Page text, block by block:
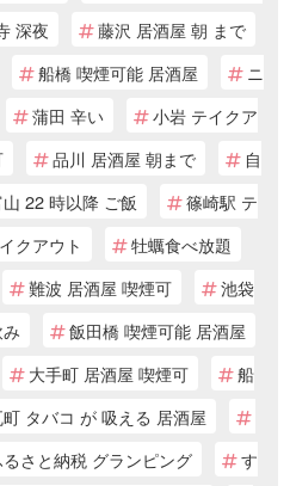
深夜
藤沢 居酒屋 朝 まで
船橋 喫煙可能 居酒屋
ニ
蒲田 辛い
小岩 テイクア
品川 居酒屋 朝まで
自
22 時以降 ご飯
篠崎駅 テ
クアウト
牡蠣食べ放題
難波 居酒屋 喫煙可
池袋
飯田橋 喫煙可能 居酒屋
大手町 居酒屋 喫煙可
船
タバコ が 吸える 居酒屋
さと納税 グランピング
す